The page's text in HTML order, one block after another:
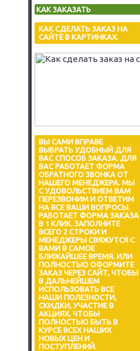
КАК ЗАКАЗАТЬ
КАК СДЕЛАТЬ ЗАКАЗ НА
САЙТЕ В КАРТИНКАХ.
ВЫ САМИ ВПРАВЕ
ВЫБРАТЬ УДОБНЫЙ ДЛЯ
ВАС СПОСОБ ЗАКАЗА. ДЛЯ
ВАС РАБОТАЕТ ФОРМА
ОБРАТНОГО ЗВОНКА ОТ
НАШЕГО МЕНЕДЖЕРА. МЫ
С УДОВОЛЬСТВИЕМ ВАМ
ПЕРЕЗВОНИМ И ОТВЕТИМ
НА ВСЕ ВАШИ ВОПРОСЫ.
РАБОТАЕТ ФОРМА ЗАКАЗА
В 1 КЛИК. ЗАПОЛНИТЕ
ВСЕГО 2 СТРОКИ И
МЕНЕДЖЕРЫ СВЯЖУТСЯ С
ВАМИ В САМОЕ
БЛИЖАЙШЕЕ ВРЕМЯ. ИЛИ
ПОЛНОСТЬЮ ОФОРМИТЕ
ЗАКАЗ ЧЕРЕЗ САЙТ, ЧТОБЫ
В ДАЛЬНЕЙШЕМ
ИСПОЛЬЗОВАТЬ ВСЕ
НАШИ ПОЛЕЗНОСТИ,
СКИДКИ, УЧАСТИЕ В
АКЦИЯХ, ЧТОБЫ
ПОЛНОСТЬЮ БЫТЬ В
КУРСЕ ВСЕХ НАШИХ
НОВЫХ ЦЕН И
ПОСТУПЛЕНИЙ.